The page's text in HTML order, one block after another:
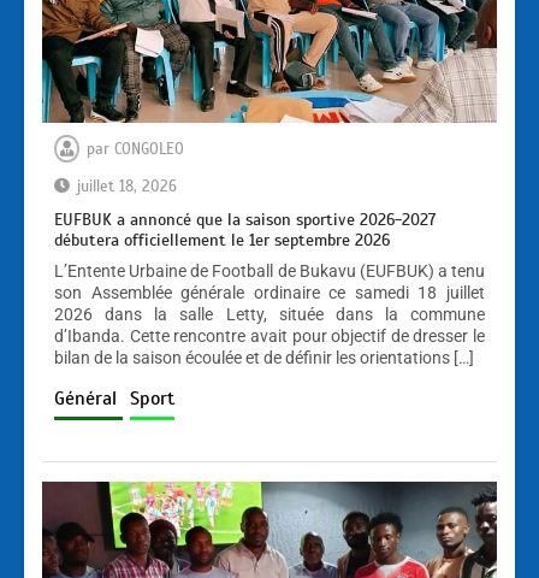
par CONGOLEO
juillet 18, 2026
EUFBUK a annoncé que la saison sportive 2026-2027
débutera officiellement le 1er septembre 2026
L’Entente Urbaine de Football de Bukavu (EUFBUK) a tenu
son Assemblée générale ordinaire ce samedi 18 juillet
2026 dans la salle Letty, située dans la commune
d’Ibanda. Cette rencontre avait pour objectif de dresser le
bilan de la saison écoulée et de définir les orientations […]
Général Sport